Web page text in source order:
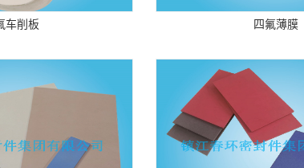
车削板 四氟薄膜